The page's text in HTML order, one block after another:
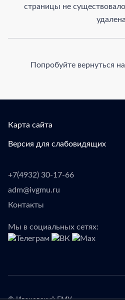
страницы не
Попробуйте вернуться на
Карта сайта
Версия для слабовидящих
+7(4932) 30-17-66
adm@ivgmu.ru
Контакты
Мы в социальных сетях: